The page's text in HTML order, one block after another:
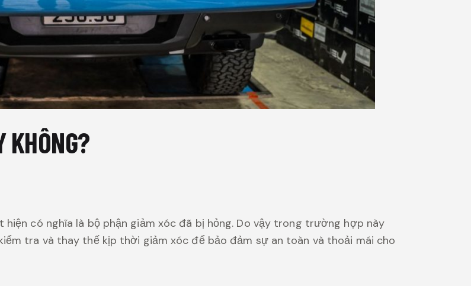
KHÔNG?
có nghĩa là bộ phận giảm xóc đã bị hỏng. Do vậy trong trường hợp này
tra và thay thế kịp thời giảm xóc để bảo đảm sự an toàn và thoải mái cho